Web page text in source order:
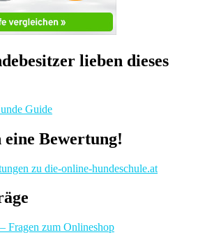
lieben dieses
eine Bewertung!
Fragen zum Onlineshop